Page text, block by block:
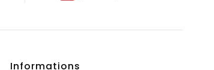
Informations